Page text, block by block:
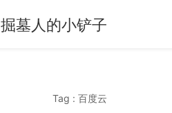
掘墓人的小铲子
Tag : 百度云